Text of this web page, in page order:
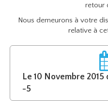
retour
Nous demeurons à votre
relative à
Le 10 Novembre
-5